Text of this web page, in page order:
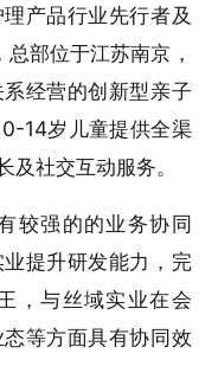
产品行业先行者及
部位于江苏南京，
经营的创新型亲子
14岁儿童提供全渠
及社交互动服务。
较强的的业务协同
提升研发能力，完
，与丝域实业在会
等方面具有协同效